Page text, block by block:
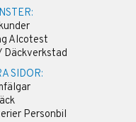
Alcotest
Däckverkstad
SIDOR:
Personbil